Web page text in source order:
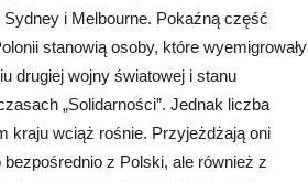
Sydney i Melbourne. Pokaźną część
stanowią osoby, które wyemigrowały
drugiej wojny światowej i stanu
„Solidarności”. Jednak liczba
kraju wciąż rośnie. Przyjeżdżają oni
bezpośrednio z Polski, ale również z